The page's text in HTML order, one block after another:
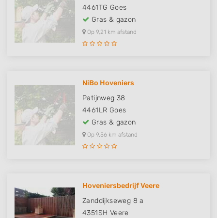
4461TG Goes
Gras & gazon
Op 9,21 km afstand
NiBo Hoveniers
Patijnweg 38
4461LR Goes
Gras & gazon
Op 9,56 km afstand
Hoveniersbedrijf Veere
Zanddijkseweg 8 a
4351SH Veere